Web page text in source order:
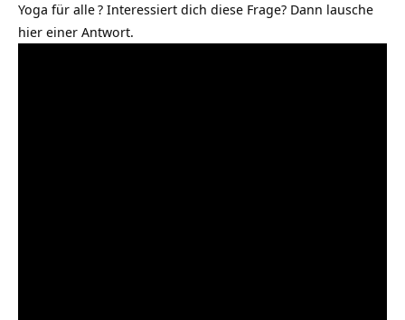
Yoga für alle? Interessiert dich diese Frage? Dann lausche
hier einer Antwort.